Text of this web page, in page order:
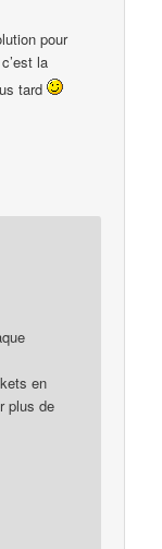
pour
la
tard
en
plus de